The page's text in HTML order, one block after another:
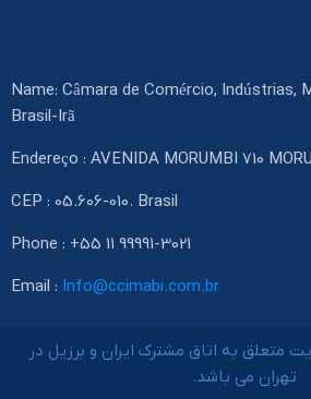
Name: Câmara de Comércio, Indústrias,
Brasil-Irã
Endereço : AVENIDA MORUMBI 710
CEP : 05.606-010. Brasil
Phone : +55 11 99991-3021
Email : Info@ccimabi.com.br
متعلق به اتاق مشترک ایران و برزیل در
تهران می باشد.